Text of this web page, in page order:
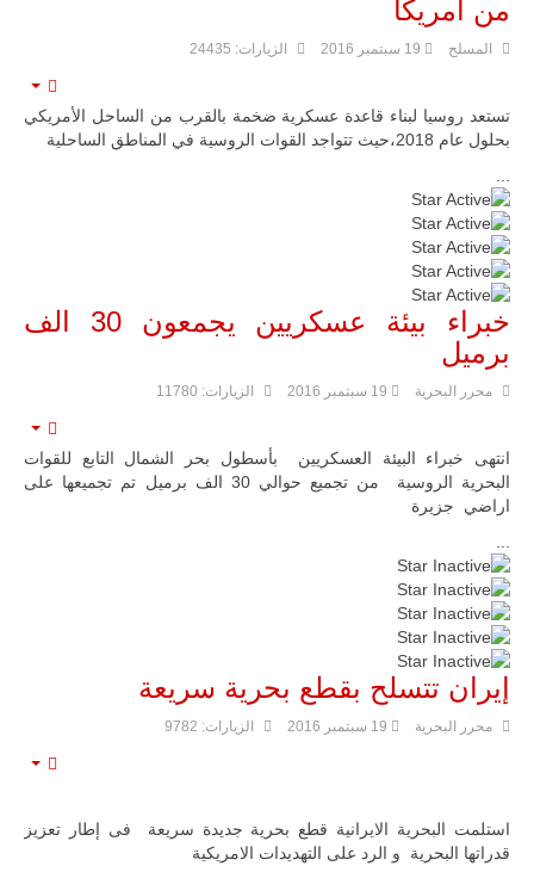
من أمريكا
المسلح 19 سبتمبر 2016 الزيارات: 24435
تستعد روسيا لبناء قاعدة عسكرية ضخمة بالقرب من الساحل الأمريكي
بحلول عام 2018،حيث تتواجد القوات الروسية في المناطق الساحلية
تقييم
المستخدم:5
/
خبراء بيئة عسكريين يجمعون 30 الف
برميل
محرر البحرية 19 سبتمبر 2016 الزيارات: 11780
انتهى خبراء البيئة العسكريين بأسطول بحر الشمال التابع للقوات
البحرية الروسية من تجميع حوالي 30 الف برميل تم تجميعها على
اراضي جزيرة
إيران تتسلح بقطع بحرية سريعة
محرر البحرية 19 سبتمبر 2016 الزيارات: 9782
استلمت البحرية الايرانية قطع بحرية جديدة سريعة فى إطار تعزيز
قدراتها البحرية و الرد على التهديدات الامريكية